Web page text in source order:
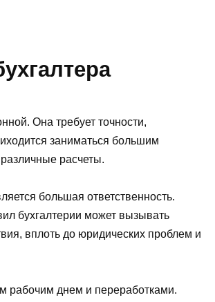
Она требует точности,
заниматься большим
расчеты.
большая ответственность.
бухгалтерии может вызывать
вплоть до юридических проблем и
рабочим днем и переработками.